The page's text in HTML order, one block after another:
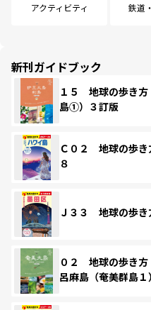
アクティビティ 鉄道
新刊ガイドブック
１５ 地球の歩き
島①）３訂版
Ｃ０２ 地球の歩
８
Ｊ３３ 地球の歩
０２ 地球の歩き
呂麻島（奄美群島